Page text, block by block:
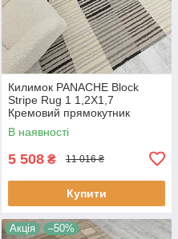
Килимок PANACHE Block
Stripe Rug 1 1,2Х1,7
Кремовий прямокутник
В наявності
5 508 ₴ 11 016 ₴
Купити
Акція –50%